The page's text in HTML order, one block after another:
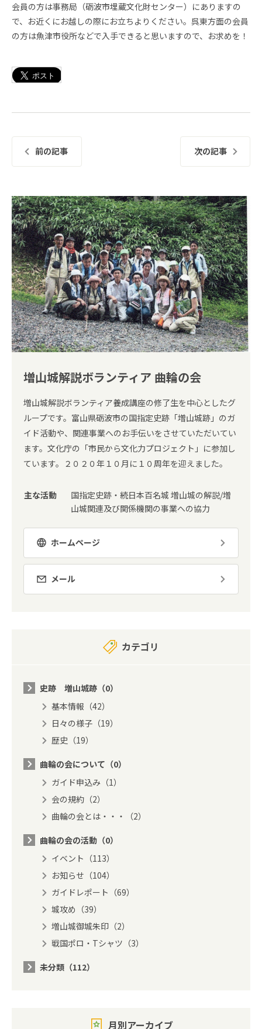
会員の方は事務局（砺波市埋蔵文化財センター）にありますの
で、お近くにお越しの際にお立ちよりください。呉東方面の会員
の方は魚津市役所などで入手できると思いますので、お求めを！
前の記事 次の記事
増山城解説ボランティア 曲輪の会
増山城解説ボランティア養成講座の修了生を中心としたグ
ループです。富山県砺波市の国指定史跡「増山城跡」のガ
イド活動や、関連事業へのお手伝いをさせていただいてい
ます。文化庁の「市民から文化力プロジェクト」に参加し
ています。２０２０年１０月に１０周年を迎えました。
主な活動
国指定史跡・続日本百名城 増山城の解説/増
山城関連及び関係機関の事業への協力
ホームページ
メール
カテゴリ
史跡 増山城跡（0）
基本情報（42）
日々の様子（19）
歴史（19）
曲輪の会について（0）
ガイド申込み（1）
会の規約（2）
曲輪の会とは・・・（2）
曲輪の会の活動（0）
イベント（113）
お知らせ（104）
ガイドレポート（69）
城攻め（39）
増山城御城朱印（2）
戦国ポロ・Tシャツ（3）
未分類（112）
月別アーカイブ